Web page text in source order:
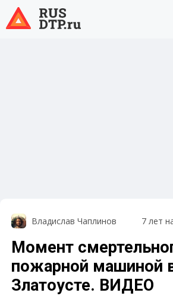
Владислав Чаплинов 7 лет
Момент
пожарной машиной
Златоусте. ВИДЕО